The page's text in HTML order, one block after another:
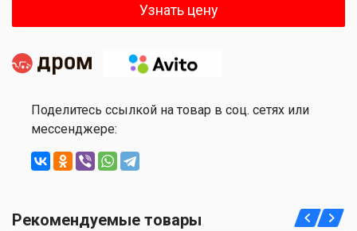
Узнать цену
Поделитесь ссылкой на товар в соц. сетях или
мессенджере:
Рекомендуемые товары